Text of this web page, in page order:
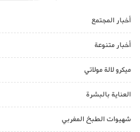
أخبار المجتمع
أخبار متنوعة
ميكرو لالة مولاتي
العناية بالبشرة
شهيوات الطبخ المغربي